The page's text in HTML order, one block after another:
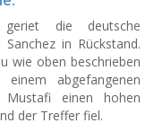
die deutsche
in Rückstand.
wie oben beschrieben
abgefangenen
einen hohen
der Treffer fiel.